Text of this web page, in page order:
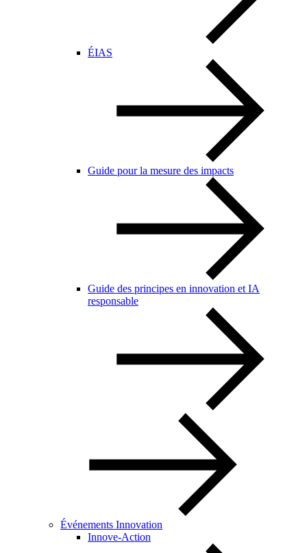
ÉIAS
Guide pour la mesure des impacts
Guide des principes en innovation et IA
responsable
Événements Innovation
Innove-Action